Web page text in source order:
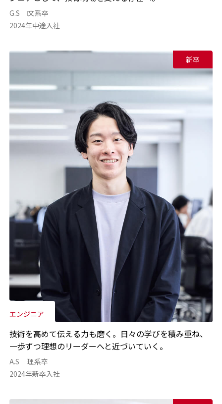
G.S
文系卒
2024年中途入社
新卒
エンジニア
技術を高めて伝える力も磨く。日々の学びを積み重ね、
一歩ずつ理想のリーダーへと近づいていく。
A.S
理系卒
2024年新卒入社